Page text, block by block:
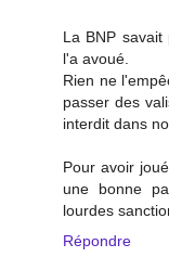
La BNP
l'a avoué.
Rien ne
passer des
interdit dans
Pour avoir
une bonne
lourdes
Répondre